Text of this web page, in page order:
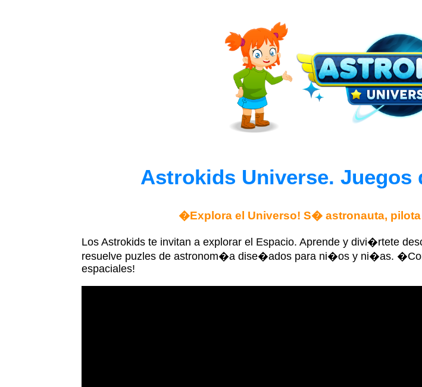
Astrokids Universe.
�Explora el Universo! S� astronauta,
Los Astrokids te invitan a explorar el Espacio. Aprende y divi�rtete
resuelve puzles de astronom�a dise�ados para ni�os y ni�as.
espaciales!